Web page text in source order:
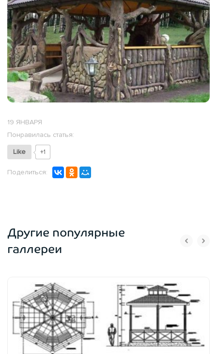
19 ЯНВАРЯ
Понравилась статья:
Like +1
Поделиться:
Другие популярные
галлереи